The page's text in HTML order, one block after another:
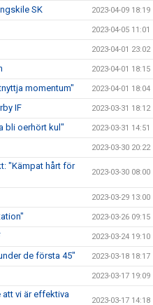
SK 2023-04-09 18:19
2023-04-05 11:01
2023-04-01 23:02
2023-04-01 18:15
momentum" 2023-04-01 18:04
IF 2023-03-31 18:12
bli oerhört kul" 2023-03-31 14:51
2023-03-30 20:22
"Kämpat hårt för
2023-03-30 08:00
2023-03-29 13:00
2023-03-26 09:15
2023-03-24 19:10
de första 45" 2023-03-18 18:17
2023-03-17 19:09
att vi är effektiva
2023-03-17 14:18